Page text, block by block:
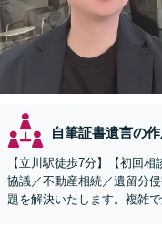
自筆証書遺言の
【立川駅徒歩7分】【初回
協議／不動産相続／遺留分
題を解決いたします。複雑